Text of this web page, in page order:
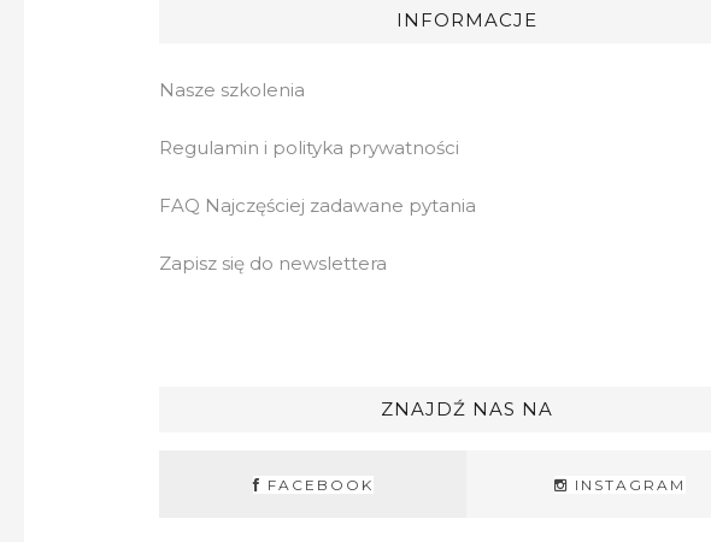
INFORMACJE
Nasze szkolenia
Regulamin i polityka prywatności
FAQ Najczęściej zadawane pytania
Zapisz się do newslettera
ZNAJDŹ NAS NA
FACEBOOK INSTAGRAM